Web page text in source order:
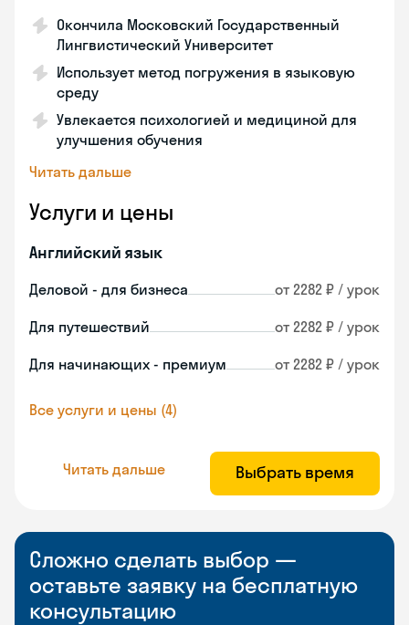
Окончила Московский Государственный
Лингвистический Университет
Использует метод погружения в языковую
среду
Увлекается психологией и медициной для
улучшения обучения
Читать дальше
Услуги и цены
Английский язык
Деловой - для бизнеса от 2282 ₽ / урок
Для путешествий от 2282 ₽ / урок
Для начинающих - премиум от 2282 ₽ / урок
Все услуги и цены (4)
Читать дальше Выбрать время
Сложно сделать выбор —
оставьте заявку на бесплатную
консультацию